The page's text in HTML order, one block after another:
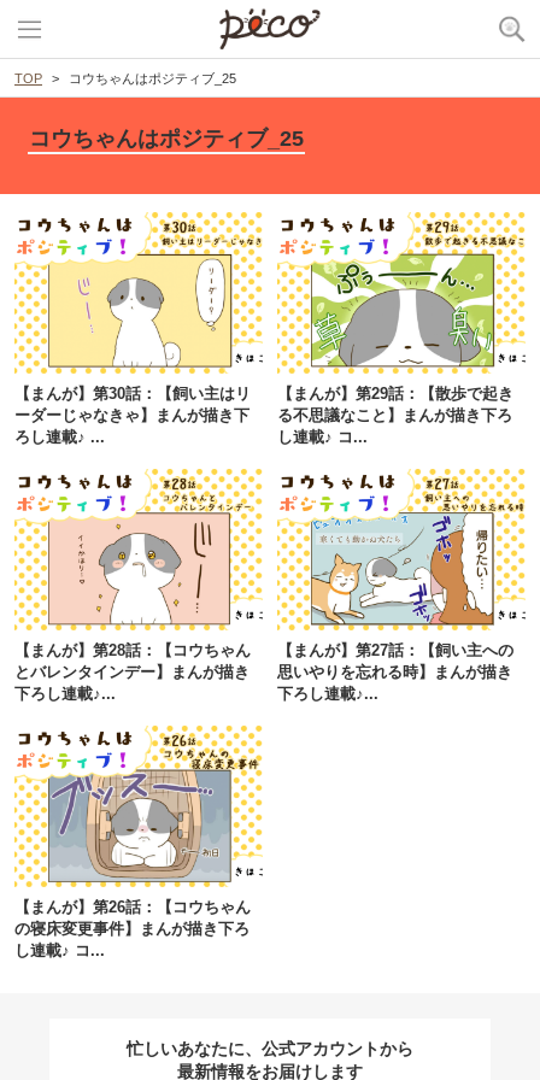
TOP コウちゃんはポジティブ_25
コウちゃんはポジティブ_25
【まんが】第30話：【飼い主はリ
ーダーじゃなきゃ】まんが描き下
ろし連載♪ ...
【まんが】第29話：【散歩で起き
る不思議なこと】まんが描き下ろ
し連載♪ コ...
【まんが】第28話：【コウちゃん
とバレンタインデー】まんが描き
下ろし連載♪...
【まんが】第27話：【飼い主への
思いやりを忘れる時】まんが描き
下ろし連載♪...
【まんが】第26話：【コウちゃん
の寝床変更事件】まんが描き下ろ
し連載♪ コ...
忙しいあなたに、公式アカウントから
最新情報をお届けします
閉じる
pecodogs
いぬ部をフォロー
アプリで開く
アプリをダウンロードする